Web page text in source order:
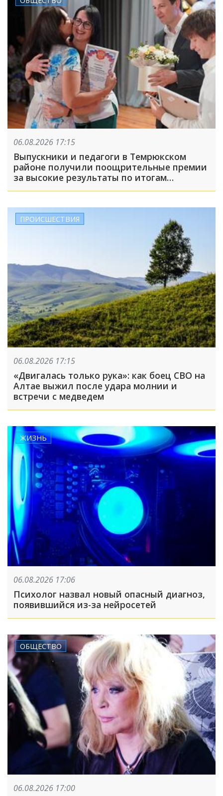
06.08.2026 17:15
Выпускники и педагоги в Темрюкском
районе получили поощрительные премии
за высокие результаты по итогам
учебного года
ПРОИСШЕСТВИЯ
06.08.2026 17:15
«Двигалась только рука»: как боец СВО на
Алтае выжил после удара молнии и
встречи с медведем
ЖИЗНЬ
06.08.2026 17:06
Психолог назвал новый опасный диагноз,
появившийся из-за нейросетей
ОБЩЕСТВО
06.08.2026 17:00